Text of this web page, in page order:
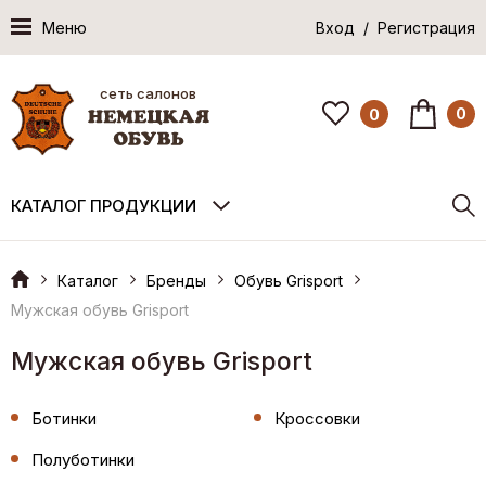
Меню Вход / Регистрация
сеть салонов
0 0
КАТАЛОГ ПРОДУКЦИИ
Каталог Бренды
Обувь Grisport
Мужская обувь Grisport
Мужская обувь Grisport
Ботинки
Кроссовки
Полуботинки